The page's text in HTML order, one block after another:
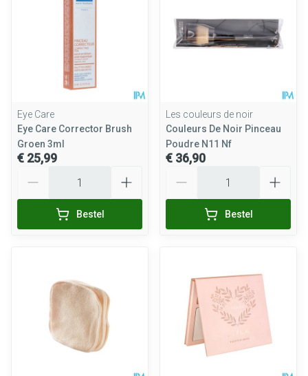
Eye Care
Eye Care Corrector Brush
Groen 3ml
€ 25,99
Bestel
Les couleurs de noir
Couleurs De Noir Pinceau
Poudre N11 Nf
€ 36,90
Bestel